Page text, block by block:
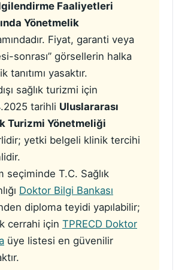
Faaliyetleri
Yönetmelik
Fiyat, garanti veya
sonrası” görsellerin halka
tanıtımı yasaktır.
sağlık turizmi için
tarihli Uluslararası
Turizmi Yönetmeliği
yetki belgeli klinik tercihi
seçiminde T.C. Sağlık
Doktor Bilgi Bankası
diploma teyidi yapılabilir;
cerrahi için TPRECD Doktor
üye listesi en güvenilir